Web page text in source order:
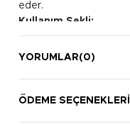
eder.
Kullanım Şekli:
Temizlik için lensinizi
nazikçe ovalayın,
kullanmadan önce
YORUMLAR(0)
ÖDEME SEÇENEKLERI